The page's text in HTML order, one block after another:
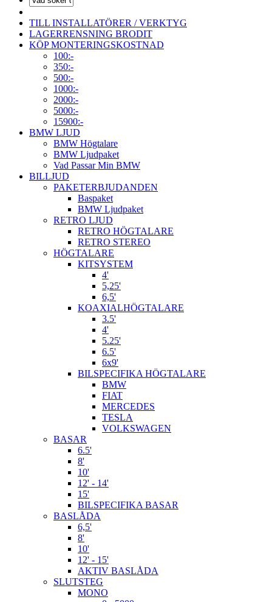
TILL INSTALLATÖRER / VERKTYG
LAGERRENSNING BRODIT
KÖP MONTERINGSKOSTNAD
100:-
350:-
500:-
1000:-
2000:-
5000:-
15900:-
BMW LJUD
BMW Högtalare
BMW Ljudpaket
Vad Passar Min BMW
BILLJUD
PAKETERBJUDANDEN
Baspaket
BMW Ljudpaket
RETRO LJUD
RETRO HÖGTALARE
RETRO STEREO
HÖGTALARE
KITSYSTEM
4'
5,25'
6,5'
KOAXIALHÖGTALARE
3.5'
4'
5.25'
6.5'
6x9'
BILSPECIFIKA HÖGTALARE
BMW
FIAT
MERCEDES
TESLA
VOLKSWAGEN
BASAR
6.5'
8'
10'
12' - 14'
15'
BILSPECIFIKA BASAR
BASLÅDA
6,5'
8'
10'
12' - 15'
AKTIV BASLÅDA
SLUTSTEG
MONO